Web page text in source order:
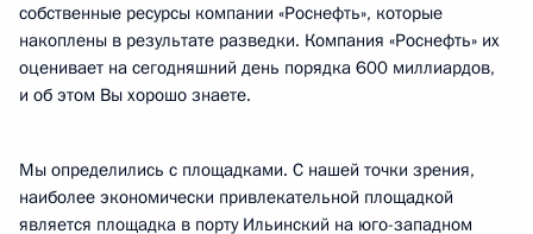
собственные ресурсы компании «Роснефть», которые
накоплены в результате разведки. Компания «Роснефть» их
оценивает на сегодняшний день порядка 600 миллиардов,
и об этом Вы хорошо знаете.
Мы определились с площадками. С нашей точки зрения,
наиболее экономически привлекательной площадкой
является площадка в порту Ильинский на юго-западном